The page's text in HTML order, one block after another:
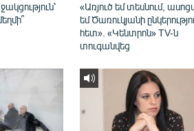
«Առյուծ եմ տեսնում,
եմ Ծառուկյանի
հետ». «Կենտրոն» TV-ն
տուգանվեց